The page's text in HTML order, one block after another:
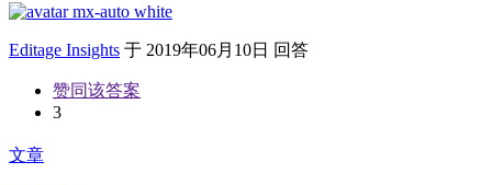
Editage Insights 于 2019年06月10日 回答
赞同该答案
3
文章